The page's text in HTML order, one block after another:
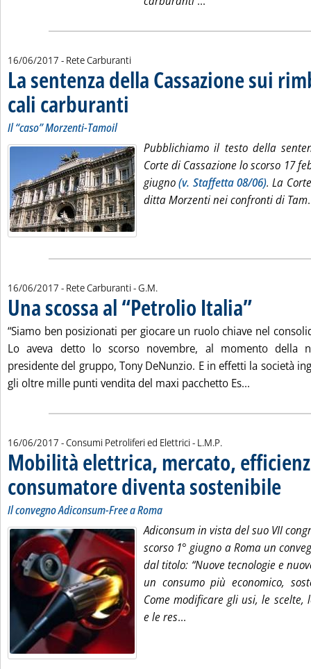
16/06/2017 - Rete Carburanti
La sentenza della Cassazione sui
cali carburanti
Il “caso” Morzenti-Tamoil
Pubblichiamo il testo della
Corte di Cassazione lo scorso 17
giugno(v. Staffetta 08/06). La
ditta Morzenti nei confronti di Tam
16/06/2017 - Rete Carburanti -di:
G.M.
Una scossa al “Petrolio Italia”. Pubblicata
“Siamo ben posizionati per giocare un ruolo chiave nel
Lo aveva detto lo scorso novembre, al momento della
presidente del gruppo, Tony DeNunzio. E in effetti la società
gli oltre mille punti vendita del maxi pacchetto Es...
16/06/2017 - Consumi Petroliferi ed Elettrici - di:
L.M.P.
Mobilità elettrica, mercato,
consumatore diventa sostenibile
Il convegno Adiconsum-Free a Roma
Adiconsum in vista del suo VII
scorso 1° giugno a Roma un
dal titolo: “Nuove tecnologie e
un consumo più economico,
Come modificare gli usi, le
e le res...